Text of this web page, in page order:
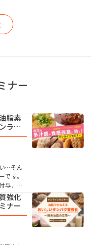
ナー
脂素
ライ
…そん
す。
与、食
「ノヴ
でも視
強化
ナー